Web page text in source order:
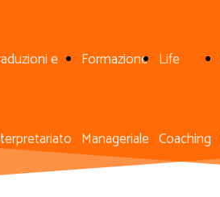
e Formazione
Manageriale
Life
Coaching